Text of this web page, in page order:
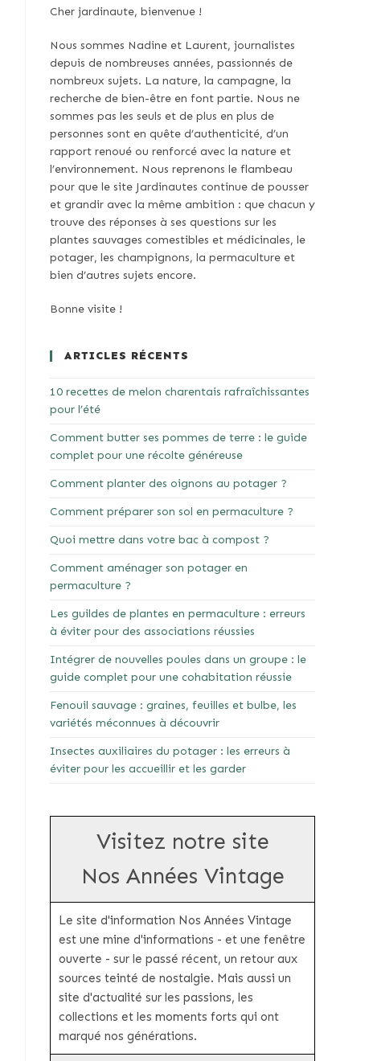
Cher jardinaute, bienvenue !
Nous sommes Nadine et Laurent, journalistes
depuis de nombreuses années, passionnés de
nombreux sujets. La nature, la campagne, la
recherche de bien-être en font partie. Nous ne
sommes pas les seuls et de plus en plus de
personnes sont en quête d’authenticité, d’un
rapport renoué ou renforcé avec la nature et
l’environnement. Nous reprenons le flambeau
pour que le site Jardinautes continue de pousser
et grandir avec la même ambition : que chacun y
trouve des réponses à ses questions sur les
plantes sauvages comestibles et médicinales, le
potager, les champignons, la permaculture et
bien d’autres sujets encore.
Bonne visite !
ARTICLES RÉCENTS
10 recettes de melon charentais rafraîchissantes
pour l’été
Comment butter ses pommes de terre : le guide
complet pour une récolte généreuse
Comment planter des oignons au potager ?
Comment préparer son sol en permaculture ?
Quoi mettre dans votre bac à compost ?
Comment aménager son potager en
permaculture ?
Les guildes de plantes en permaculture : erreurs
à éviter pour des associations réussies
Intégrer de nouvelles poules dans un groupe : le
guide complet pour une cohabitation réussie
Fenouil sauvage : graines, feuilles et bulbe, les
variétés méconnues à découvrir
Insectes auxiliaires du potager : les erreurs à
éviter pour les accueillir et les garder
Visitez notre site
Nos Années Vintage
Le site d'information Nos Années Vintage
est une mine d'informations - et une fenêtre
ouverte - sur le passé récent, un retour aux
sources teinté de nostalgie. Mais aussi un
site d'actualité sur les passions, les
collections et les moments forts qui ont
marqué nos générations.